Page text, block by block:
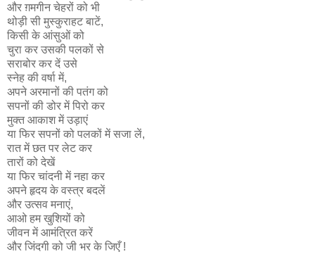
और ग़मगीन चेहरों को भी
थोड़ी सी मुस्कुराहट बाटें,
किसी के आंसुओं को
चुरा कर उसकी पलकों से
सराबोर कर दें उसे
स्नेह की वर्षा में,
अपने अरमानों की पतंग को
सपनों की डोर में पिरो कर
मुक्त आकाश में उड़ाएं
या फिर सपनों को पलकों में सजा लें,
रात में छत पर लेट कर
तारों को देखें
या फिर चांदनी में नहा कर
अपने हृदय के वस्त्र बदलें
और उत्सव मनाएं,
आओ हम खुशियों को
जीवन में आमंत्रित करें
और जिंदगी को जी भर के जिएँ !